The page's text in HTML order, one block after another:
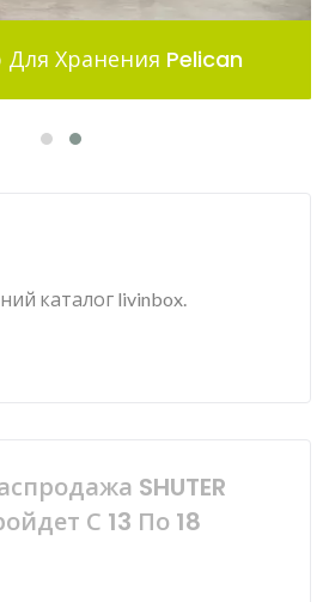
Для Хранения Pelican
каталог livinbox.
SHUTER
С 13 По 18